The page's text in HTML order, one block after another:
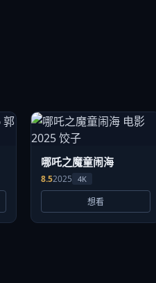
哪吒之魔童闹海
8.52025 4K
想看